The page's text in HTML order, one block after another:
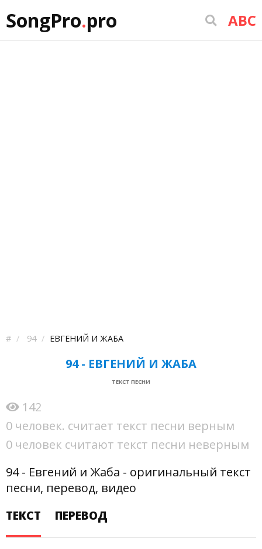
SongPro.pro ABC
# 94 ЕВГЕНИЙ И ЖАБА
94 - ЕВГЕНИЙ И ЖАБА
ТЕКСТ ПЕСНИ
142
0 человек. считает текст песни верным
0 человек считают текст песни неверным
94 - Евгений и Жаба - оригинальный текст
песни, перевод, видео
ТЕКСТ
ПЕРЕВОД